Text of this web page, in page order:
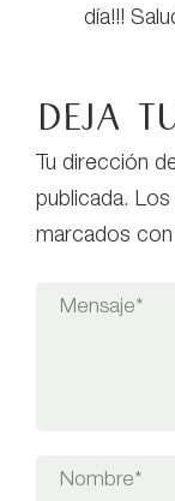
día!!!
Deja
Tu dirección
publicada. Los
marcados con